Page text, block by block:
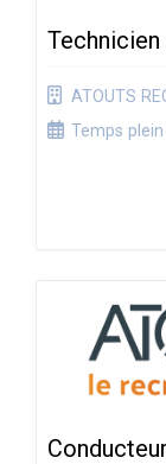
ATOUTS
Temps plein